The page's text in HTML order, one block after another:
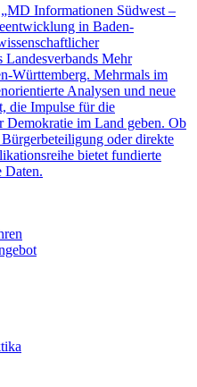
Informationen Südwest –
in Baden-
Landesverbands Mehr
Württemberg. Mehrmals im
Analysen und neue
die Impulse für die
Demokratie im Land geben. Ob
oder direkte
bietet fundierte
Daten.